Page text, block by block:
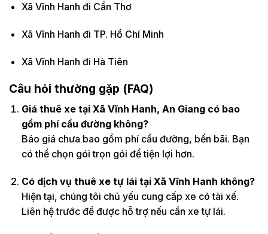
Xã Vĩnh Hanh đi Cần Thơ
Xã Vĩnh Hanh đi TP. Hồ Chí Minh
Xã Vĩnh Hanh đi Hà Tiên
Câu hỏi thường gặp (FAQ)
Giá thuê xe tại Xã Vĩnh Hanh, An Giang có bao
gồm phí cầu đường không?
Báo giá chưa bao gồm phí cầu đường, bến bãi. Bạn
có thể chọn gói trọn gói để tiện lợi hơn.
Có dịch vụ thuê xe tự lái tại Xã Vĩnh Hanh không?
Hiện tại, chúng tôi chủ yếu cung cấp xe có tài xế.
Liên hệ trước để được hỗ trợ nếu cần xe tự lái.